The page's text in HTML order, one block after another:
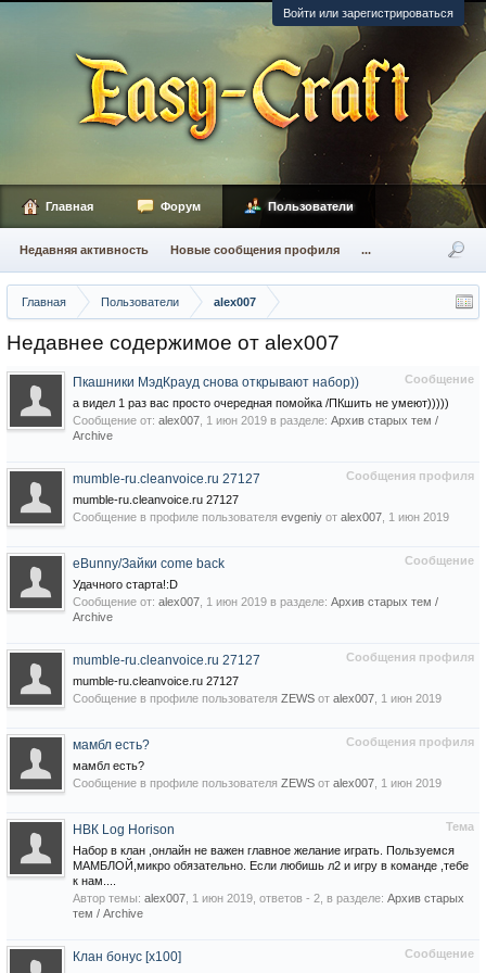
Войти или зарегистрироваться
Главная Пользователи alex007
Недавнее содержимое от alex007
Сообщение
Пкашники МэдКрауд снова открывают набор))
а видел 1 раз вас просто очередная помойка /ПКшить не умеют)))))
Сообщение от: alex007 1 июн 2019 в разделе: Архив старых тем /
Archive
Сообщения профиля
mumble-ru.cleanvoice.ru 27127
mumble-ru.cleanvoice.ru 27127
Сообщение в профиле пользователя evgeniy от alex007 1 июн 2019
Сообщение
eBunny/Зайки come back
Удачного старта!:D
Сообщение от: alex007 1 июн 2019 в разделе: Архив старых тем /
Archive
Сообщения профиля
mumble-ru.cleanvoice.ru 27127
mumble-ru.cleanvoice.ru 27127
Сообщение в профиле пользователя ZEWS от alex007 1 июн 2019
Сообщения профиля
мамбл есть?
мамбл есть?
Сообщение в профиле пользователя ZEWS от alex007 1 июн 2019
Тема
НВК Log Horison
Набор в клан ,онлайн не важен главное желание играть. Пользуемся
МАМБЛОЙ,микро обязательно. Если любишь л2 и игру в команде ,тебе
к нам....
Автор темы: alex007 1 июн 2019 , ответов - 2, в разделе: Архив старых
тем / Archive
Сообщение
Клан бонус [x100]
Главная Форум Пользователи
Недавняя активность Новые сообщения профиля ...